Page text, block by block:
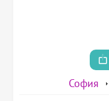
София